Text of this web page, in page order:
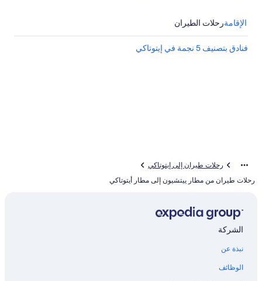
الإقامةرحلات الطيران
فنادق بتصنيف 5 نجمة في إيتوتاكي
رحلات طيران إلى إيتوتاكي
رحلات طيران من مطار ييتشيون إلى مطار أيتوتاكي
الشركة
نبذة عن
الوظائف